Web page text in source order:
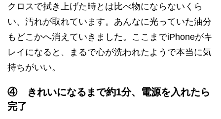
クロスで拭き上げた時とは比べ物にならないくら
い、汚れが取れています。あんなに光っていた油分
もどこかへ消えていきました。ここまでiPhoneがキ
レイになると、まるで心が洗われたようで本当に気
持ちがいい。
④ きれいになるまで約1分、電源を入れたら
完了